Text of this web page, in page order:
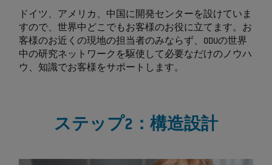
ドイツ、アメリカ、中国に開発センターを設けていま
すので、世界中どこでもお客様のお役に立てます。お
客様のお近くの現地の担当者のみならず、ODUの世界
中の研究ネットワークを駆使して必要なだけのノウハ
ウ、知識でお客様をサポートします。
ステップ2：構造設計